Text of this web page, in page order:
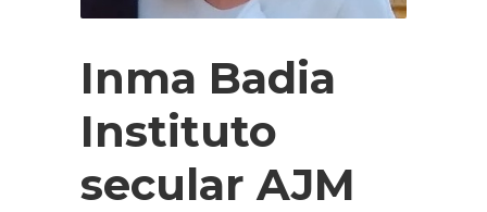
Inma Badia
Instituto
secular AJM